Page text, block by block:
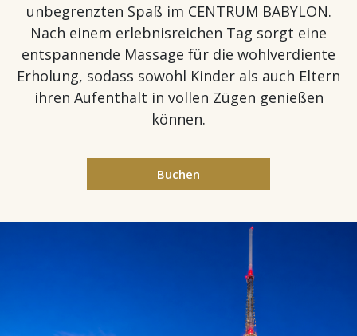
unbegrenzten Spaß im CENTRUM BABYLON.
Nach einem erlebnisreichen Tag sorgt eine
entspannende Massage für die wohlverdiente
Erholung, sodass sowohl Kinder als auch Eltern
ihren Aufenthalt in vollen Zügen genießen
können.
Buchen